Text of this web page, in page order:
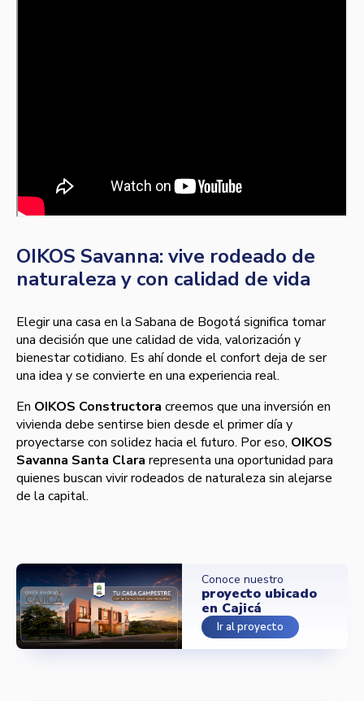
OIKOS Savanna: vive rodeado de
naturaleza y con calidad de vida
Elegir una casa en la Sabana de Bogotá significa tomar
una decisión que une calidad de vida, valorización y
bienestar cotidiano. Es ahí donde el confort deja de ser
una idea y se convierte en una experiencia real.
En OIKOS Constructora creemos que una inversión en
vivienda debe sentirse bien desde el primer día y
proyectarse con solidez hacia el futuro. Por eso, OIKOS
Savanna Santa Clara representa una oportunidad para
quienes buscan vivir rodeados de naturaleza sin alejarse
de la capital.
Conoce nuestro
proyecto ubicado
en Cajicá
Ir al proyecto